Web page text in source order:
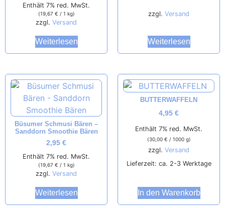
Enthält 7% red. MwSt.
(19,67 € / 1 kg)
zzgl. Versand
Weiterlesen
zzgl. Versand
Weiterlesen
Büsumer Schmusi Bären –
Sanddorn Smoothie Bären
2,95 €
Enthält 7% red. MwSt.
(19,67 € / 1 kg)
zzgl. Versand
Weiterlesen
BUTTERWAFFELN
4,95 €
Enthält 7% red. MwSt.
(30,00 € / 1000 g)
zzgl. Versand
Lieferzeit: ca. 2-3 Werktage
In den Warenkorb